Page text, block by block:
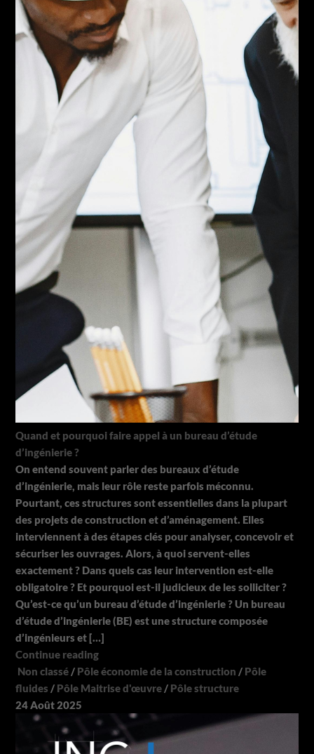
Quand et pourquoi faire appel à un bureau d’étude
d’ingénierie ?
On entend souvent parler des bureaux d’étude
d’ingénierie, mais leur rôle reste parfois méconnu.
Pourtant, ces structures sont essentielles dans la plupart
des projets de construction et d’aménagement. Elles
interviennent à des étapes clés pour analyser, concevoir et
sécuriser les ouvrages. Alors, à quoi servent-elles
exactement ? Dans quels cas leur intervention est-elle
obligatoire ? Et pourquoi est-il judicieux de les solliciter ?
Qu’est-ce qu’un bureau d’étude d’ingénierie ? Un bureau
d’étude d’ingénierie (BE) est une structure composée
d’ingénieurs et […]
Continue reading
Non classé / Pôle économie de la construction / Pôle
fluides / Pôle Maitrise d'œuvre / Pôle structure
24Août 2025